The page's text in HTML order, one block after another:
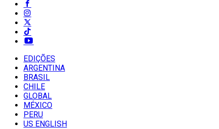
EDIÇÕES
ARGENTINA
BRASIL
CHILE
GLOBAL
MÉXICO
PERU
US ENGLISH